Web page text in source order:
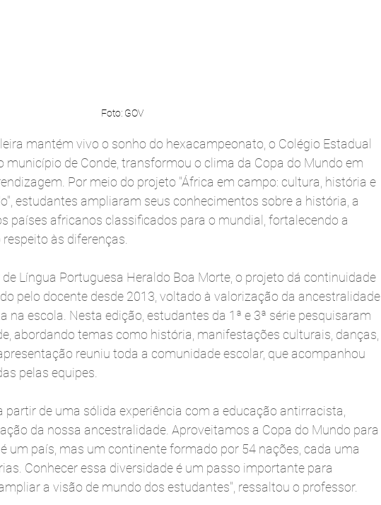
Foto: GOV
mantém vivo o sonho do hexacampeonato, o Colégio Estadual
município de Conde, transformou o clima da Copa do Mundo em
Por meio do projeto "África em campo: cultura, história e
estudantes ampliaram seus conhecimentos sobre a história, a
países africanos classificados para o mundial, fortalecendo a
às diferenças.
Língua Portuguesa Heraldo Boa Morte, o projeto dá continuidade
pelo docente desde 2013, voltado à valorização da ancestralidade
na escola. Nesta edição, estudantes da 1ª e 3ª série pesquisaram
abordando temas como história, manifestações culturais, danças,
reuniu toda a comunidade escolar, que acompanhou
pelas equipes.
partir de uma sólida experiência com a educação antirracista,
da nossa ancestralidade. Aproveitamos a Copa do Mundo para
um país, mas um continente formado por 54 nações, cada uma
Conhecer essa diversidade é um passo importante para
a visão de mundo dos estudantes", ressaltou o professor.